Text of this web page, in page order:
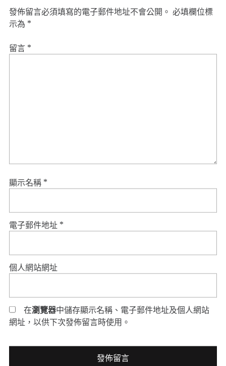
發佈留言必須填寫的電子郵件地址不會公開。 必填欄位標
示為 *
留言 *
顯示名稱 *
電子郵件地址 *
個人網站網址
在瀏覽器中儲存顯示名稱、電子郵件地址及個人網站
網址，以供下次發佈留言時使用。